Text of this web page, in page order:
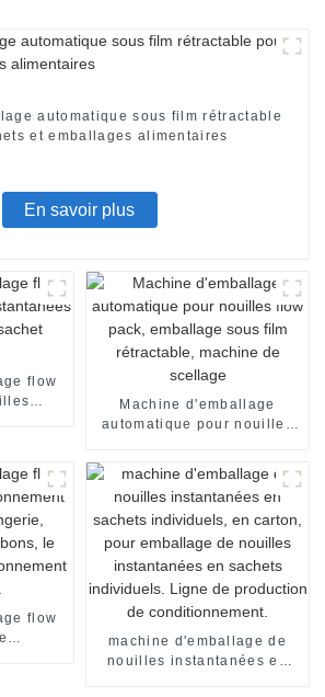
automatique sous film rétractable
et emballages alimentaires
En savoir plus
flow
Machine d'emballage
automatique pour nouilles
film rétractable, machine de
scellage
flow
machine d'emballage de
nouilles instantanées en